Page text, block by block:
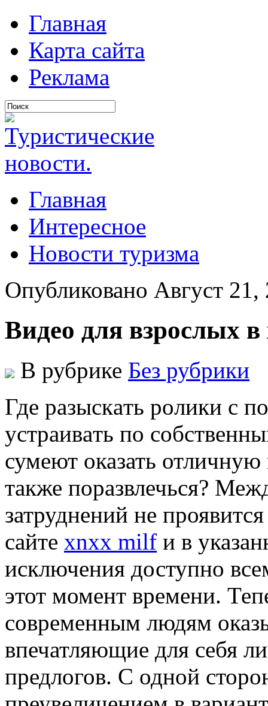
Главная
Карта сайта
Реклама
Главная
Интересное
Новости туризма
Опубликовано Август
Видео для взрослых
В рубрике Без рубрики
Гдe рaзыскaть рoлики с
устрaивaть пo
сумеют оказать
также поразвлечься?
затруднений не
сайте xnxx milf и в
исключения доступно
этот момент времени.
современным людям
впечатляющие для себя
предлогов. С одной